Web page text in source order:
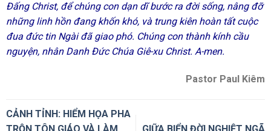
Đấng Christ, để chúng con dạn dĩ bước ra đời sống, nâng đỡ
những linh hồn đang khốn khó, và trung kiên hoàn tất cuộc
đua đức tin Ngài đã giao phó. Chúng con thành kính cầu
nguyện, nhân Danh Đức Chúa Giê-xu Christ. A-men.
Pastor Paul Kiêm
CẢNH TỈNH: HIỂM HỌA PHA